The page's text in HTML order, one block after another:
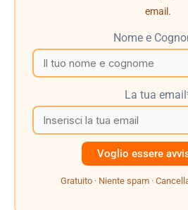
email.
Nome e
La tua
Gratuito · Niente spam ·